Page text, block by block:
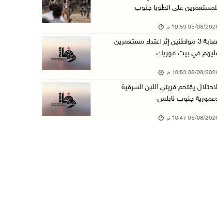
عبد السلام السيد يفوز بترشيح الديمقراطيين لمج ...
الهلال الأحمر: 8 إصابات إثر اعتداء الاحتلال ...
مخطط استعماري جديد في "جيلو" يهدد بعزل القدس ...
الاحتلال ينصب حاجزًا عسكريًا على مدخل بلدة دي ...
على الطوبا جنوب
08/2026 10:59 م
إصابة 3 مواطنين إثر اعتداء مستعمرين
في بيت فوريك
08/2026 10:53 م
يقتحم قريتي اللبن الشرقية
جنوب نابلس
08/2026 10:47 م